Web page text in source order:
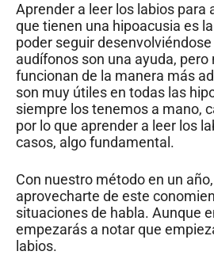
Aprender a leer los labios para
que tienen una hipoacusia es
poder seguir
audífonos son una ayuda, pero
funcionan de la manera más
son muy útiles en todas las
siempre los tenemos a mano,
por lo que aprender a leer los
casos, algo fundamental.
Con nuestro método en un
aprovecharte de este
situaciones de habla. Aunque
empezarás a notar que
labios.